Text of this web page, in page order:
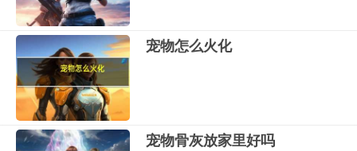
宠物怎么火化
宠物骨灰放家里好吗